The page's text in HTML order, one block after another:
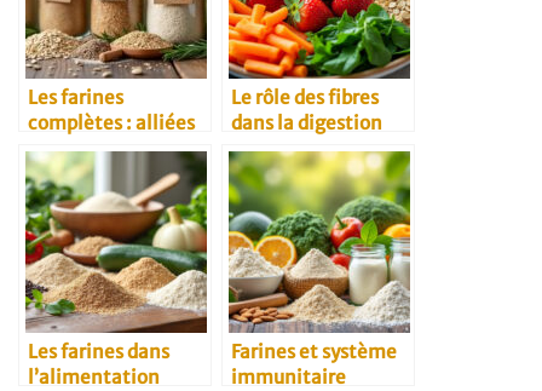
Les farines
complètes : alliées
santé au quotidien
Le rôle des fibres
dans la digestion
Les farines dans
l’alimentation
Farines et système
immunitaire